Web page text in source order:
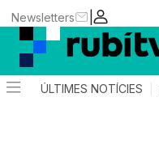
|
Newsletters
ÚLTIMES NOTÍCIES